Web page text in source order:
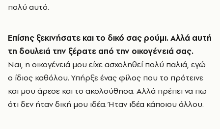
πολύ αυτό.
Επίσης ξεκινήσατε και το δικό σας ρούμι. Αλλά αυτή
τη δουλειά την ξέρατε από την οικογένειά σας.
Ναι, η οικογένειά μου είχε ασχοληθεί πολύ παλιά, εγώ
ο ίδιος καθόλου. Υπήρξε ένας φίλος που το πρότεινε
και μου άρεσε και το ακολούθησα. Αλλά πρέπει να πω
ότι δεν ήταν δική μου ιδέα. Ήταν ιδέα κάποιου άλλου.